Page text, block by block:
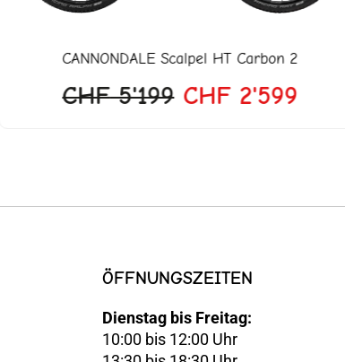
CANNONDALEScalpel HT Carbon 2
CHF5'199 CHF2'599
ÖFFNUNGSZEITEN
Dienstag bis Freitag:
10:00 bis 12:00 Uhr